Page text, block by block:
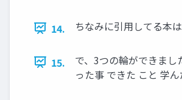
14. ちなみに引用してる本
15.
で、3つの輪ができま
った事 できた こと 学ん